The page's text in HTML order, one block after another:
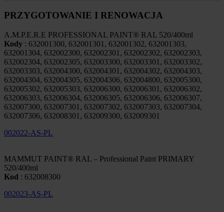
PRZYGOTOWANIE I RENOWACJA
A.M.P.E.R.E PROFESSIONAL PAINT® RAL 520/400ml
Kody : 632001300, 632001301, 632001302, 632001303,
632001304, 632002300, 632002301, 632002302, 632002303,
632002304, 632002305, 632003300, 632003301, 632003302,
632003303, 632004300, 632004301, 632004302, 632004303,
632004304, 632004305, 632004306, 632004800, 632005300,
632005302, 632005303, 632006300, 632006301, 632006302,
632006303, 632006304, 632006305, 632006306, 632006307,
632007300, 632007301, 632007302, 632007303, 632007304,
632007306, 632008301, 632009300, 632009301
002022-AS-PL
MAMMUT PAINT® RAL – Professional Paint PRIMARY
520/400ml
Kod : 632008300
002023-AS-PL